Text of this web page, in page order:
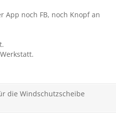
App noch FB, noch Knopf an
die Windschutzscheibe